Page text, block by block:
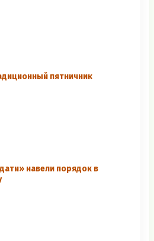
пятничник
навели порядок в